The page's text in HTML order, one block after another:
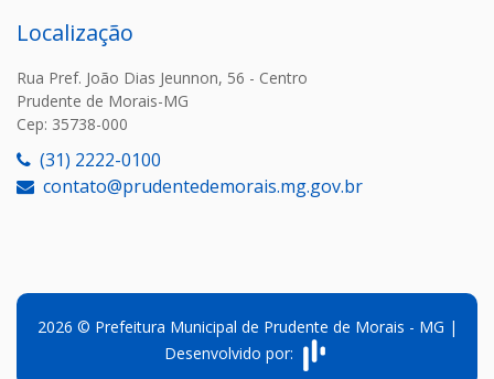
Localização
Rua Pref. João Dias Jeunnon, 56 - Centro
Prudente de Morais-MG
Cep: 35738-000
(31) 2222-0100
contato@prudentedemorais.mg.gov.br
2026 © Prefeitura Municipal de Prudente de Morais - MG |
Desenvolvido por: